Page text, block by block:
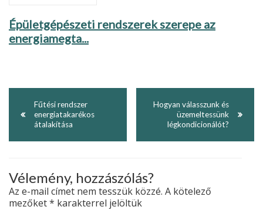
Épületgépészeti rendszerek szerepe az
energiamegta...
Fűtési rendszer
energiatakarékos
átalakítása
Hogyan válasszunk és
üzemeltessünk
légkondicionálót?
Vélemény, hozzászólás?
Az e-mail címet nem tesszük közzé. A kötelező
mezőket* karakterrel jelöltük